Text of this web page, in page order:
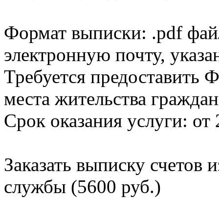
Формат выписки: .pdf
электронную почту,
Требуется
места жительства
Срок оказания услуги: от
Заказать выписку счетов
службы (5600 руб.)